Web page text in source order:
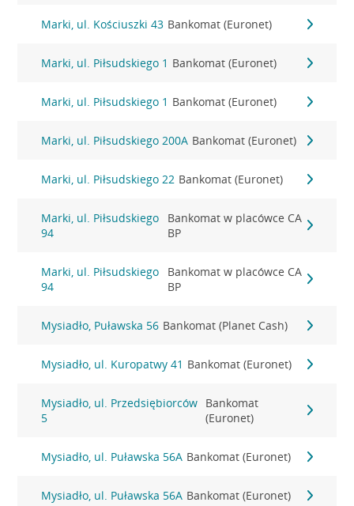
Marki, ul. Kościuszki 43 Bankomat (Euronet)
Marki, ul. Piłsudskiego 1 Bankomat (Euronet)
Marki, ul. Piłsudskiego 1 Bankomat (Euronet)
Marki, ul. Piłsudskiego 200A Bankomat (Euronet)
Marki, ul. Piłsudskiego 22 Bankomat (Euronet)
Marki, ul. Piłsudskiego
94
Bankomat w placówce CA
BP
Marki, ul. Piłsudskiego
94
Bankomat w placówce CA
BP
Mysiadło, Puławska 56 Bankomat (Planet Cash)
Mysiadło, ul. Kuropatwy 41 Bankomat (Euronet)
Mysiadło, ul. Przedsiębiorców
5
Bankomat
(Euronet)
Mysiadło, ul. Puławska 56A Bankomat (Euronet)
Mysiadło, ul. Puławska 56A Bankomat (Euronet)